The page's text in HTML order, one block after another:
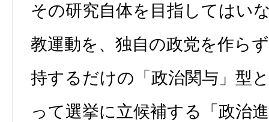
その研究自体を目指してはい
教運動を、独自の政党を作ら
持するだけの「政治関与」型
って選挙に立候補する「政治